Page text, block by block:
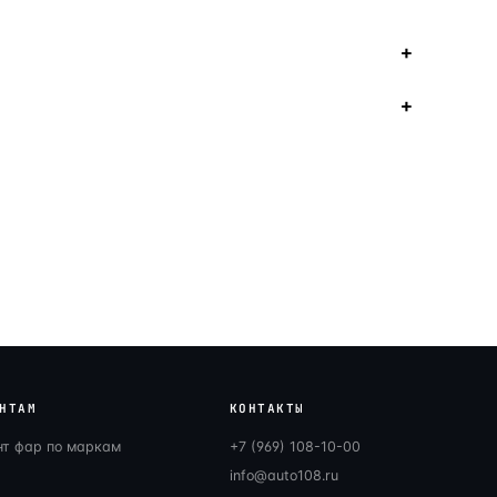
фар по маркам
КОНТАКТЫ
+7 (969) 108-10-00
info@auto108.ru